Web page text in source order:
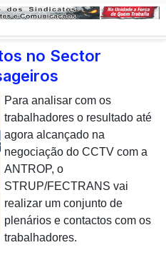
no Sector
Para analisar com os
trabalhadores o resultado até
agora alcançado na
negociação do CCTV com a
ANTROP, o
STRUP/FECTRANS vai
realizar um conjunto de
plenários e contactos com os
trabalhadores.
CCTV do sector
Foi publicada hoje a portaria
de extensão relativa ao
CCTV (Contrato Colectivo de
Trabalho Vertical) no sector
de mercadorias assinado
entre a ANTRAM e ANTP
com a FECTRANS.
Ler mais …
E não posso […] deixar de
dar uma nota de
agradecimento aos
colaboradores da CP que,
todos os dias, enfrentam com
sucesso os desafios
operacionais de manutenção
inerentes a uma frota tão
envelhecida.
Call Centers